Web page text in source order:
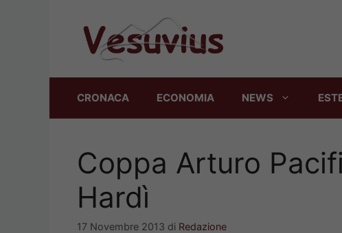
CRONACA ECONOMIA NEWS
Coppa Arturo
Hardì
17 Novembre 2013 di Redazione